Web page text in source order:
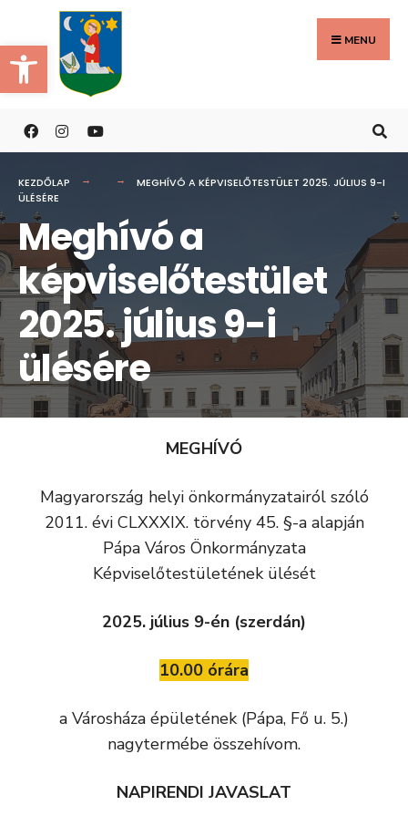
Eszköztár megnyitása
to
content
MENU
KEZDŐLAP
MEGHÍVÓ A KÉPVISELŐTESTÜLET 2025. JÚLIUS 9-I
ÜLÉSÉRE
Meghívó a
képviselőtestület
2025. július 9-i
ülésére
MEGHÍVÓ
Magyarország helyi önkormányzatairól szóló
2011. évi CLXXXIX. törvény 45. §-a alapján
Pápa Város Önkormányzata
Képviselőtestületének ülését
2025. július 9-én (szerdán)
10.00 órára
a Városháza épületének (Pápa, Fő u. 5.)
nagytermébe összehívom.
NAPIRENDI JAVASLAT
Search